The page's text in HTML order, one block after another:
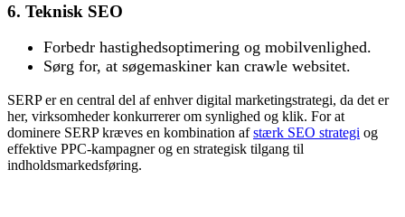
6. Teknisk SEO
Forbedr hastighedsoptimering og mobilvenlighed.
Sørg for, at søgemaskiner kan crawle websitet.
SERP er en central del af enhver digital marketingstrategi, da det er
her, virksomheder konkurrerer om synlighed og klik. For at
dominere SERP kræves en kombination afstærk SEO strategi og
effektive PPC-kampagner og en strategisk tilgang til
indholdsmarkedsføring.